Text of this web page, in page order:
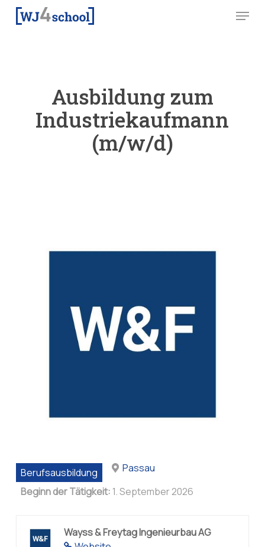
Skip
Menu
Ausbildung zum
Industriekaufmann
(m/w/d)
Berufsausbildung
Passau
Beginn der Tätigkeit: 1. September 2026
Wayss & Freytag Ingenieurbau AG